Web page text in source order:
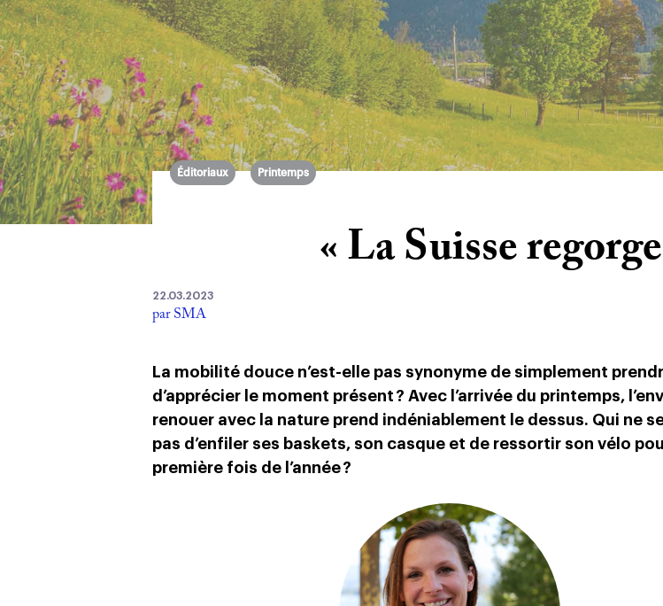
Éditoriaux Printemps
« La Suisse
22.03.2023
par SMA
La mobilité douce n’est-elle pas synonyme de simplement
d’apprécier le moment présent ? Avec l’arrivée du printemps,
renouer avec la nature prend indéniablement le dessus. Qui ne
pas d’enfiler ses baskets, son casque et de ressortir son vélo
première fois de l’année ?